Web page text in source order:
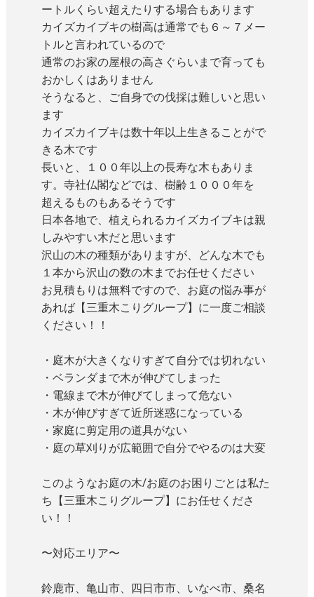
ートルくらい超えたりする場合もあります
カイズカイブキの樹高は通常でも６～７メー
トルと言われているので
通常のお家の屋根の高さぐらいまで育っても
おかしくはありません
そうなると、ご自身での伐採は難しいと思い
ます
カイズカイブキは数十年以上生きることがで
きる木です
長いと、１００年以上の長寿な木もありま
す。寺社仏閣などでは、樹齢１０００年を
超えるものもあるそうです
日本各地で、植えられるカイズカイブキは親
しみやすい木だと思います
沢山の木の種類がありますが、どんな木でも
１本から沢山の数の木までお任せください
お見積もりは無料ですので、お庭の悩み事が
あれば【三重木こりグループ】に一度ご相談
ください！！
・庭木が大きくなりすぎて自分では切れない
・ベランダまで木が伸びてしまった
・電線まで木が伸びてしまって危ない
・木が伸びすぎて近所迷惑になっている
・家庭に剪定用の道具がない
・庭の草刈りが広範囲で自分でやるのは大変
このようなお庭の木/お庭のお困りごとは私た
ち【三重木こりグループ】にお任せくださ
い！！
〜対応エリア〜
鈴鹿市、亀山市、四日市市、いなべ市、桑名